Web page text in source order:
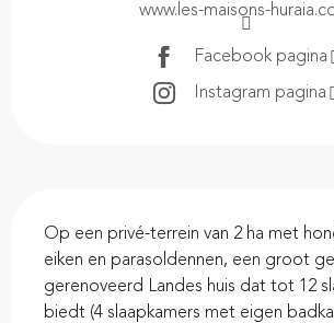
www.les-maisons-
Facebook pagina
Instagram pagina
Op een privé-terrein van 2 ha met
eiken en parasoldennen, een groot
gerenoveerd Landes huis dat tot 12
biedt (4 slaapkamers met eigen